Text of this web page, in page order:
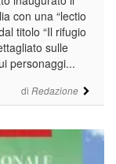
di Redazione
con una “lectio
titolo “Il rifugio
sulle
personaggi...